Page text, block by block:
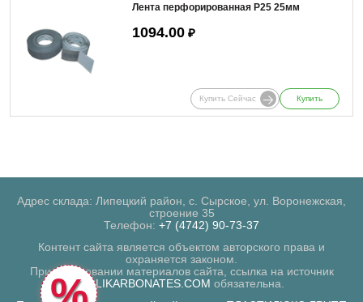
Лента перфорированная Р25 25мм
1094.00 ₽
Купить Сейчас Купить
Адрес склада: Липецкий район, с. Сырское, ул. Воронежская,
строение 35
Телефон: +7 (4742) 90-73-37
Контент сайта является объектом авторского права и
охраняется законом.
При копировании материалов сайта, ссылка на источник
POLIKARBONATES.COM обязательна.